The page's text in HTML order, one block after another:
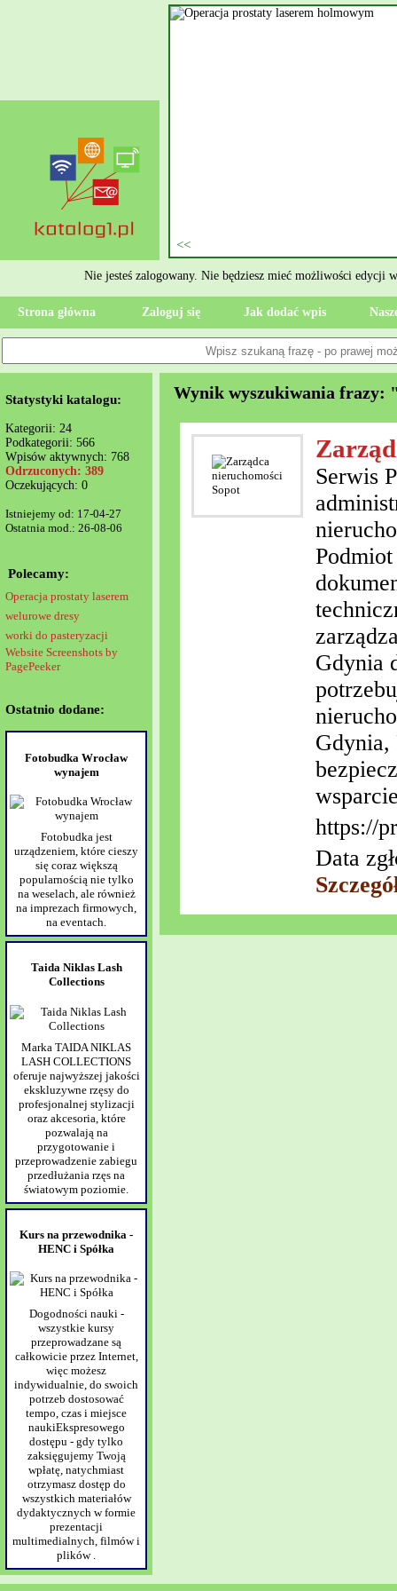
rzetelne układanie płytek
Rzeszów i dbamy o to,
gdy Twoja przestrzeń
przywracając ponownie
Nie jesteś zalogowany. Nie będziesz mieć możliwości edycji
Strona główna Zaloguj się Jak dodać wpis
Statystyki katalogu:
Kategorii: 24
Podkategorii: 566
Wpisów aktywnych: 768
Odrzuconych: 389
Oczekujących: 0
Istniejemy od: 17-04-27
Ostatnia mod.: 26-08-06
Polecamy:
Operacja prostaty laserem
welurowe dresy
worki do pasteryzacji
Website Screenshots by
PagePeeker
Ostatnio dodane:
Fotobudka Wrocław
wynajem
Fotobudka jest
urządzeniem, które cieszy
się coraz większą
popularnością nie tylko
na weselach, ale również
na imprezach firmowych,
na eventach.
Taida Niklas Lash
Collections
Marka TAIDA NIKLAS
LASH COLLECTIONS
oferuje najwyższej jakości
ekskluzywne rzęsy do
profesjonalnej stylizacji
oraz akcesoria, które
pozwalają na
przygotowanie i
przeprowadzenie zabiegu
przedłużania rzęs na
światowym poziomie.
Kurs na przewodnika -
HENC i Spółka
Dogodności nauki -
wszystkie kursy
przeprowadzane są
całkowicie przez Internet,
więc możesz
indywidualnie, do swoich
potrzeb dostosować
tempo, czas i miejsce
naukiEkspresowego
dostępu - gdy tylko
zaksięgujemy Twoją
wpłatę, natychmiast
otrzymasz dostęp do
wszystkich materiałów
dydaktycznych w formie
prezentacji
multimedialnych, filmów i
plików .
Wynik wyszukiwania frazy:
Serwis
Gdynia
Gdynia,
https://
Data